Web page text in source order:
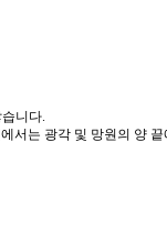
니다.
서는 광각 및 망원의 양